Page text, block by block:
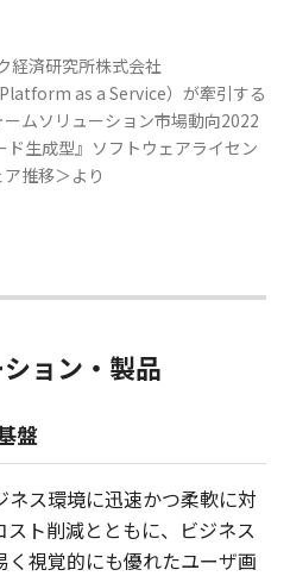
経済研究所株式会社
as a Service）が牽引する
ムソリューション市場動向2022
ド生成型』ソフトウェアライセン
推移＞より
ョン・製品
盤
ス環境に迅速かつ柔軟に対
ト削減とともに、ビジネス
視覚的にも優れたユーザ画